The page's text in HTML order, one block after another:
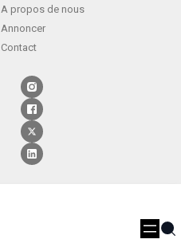
A propos de nous
Annoncer
Contact